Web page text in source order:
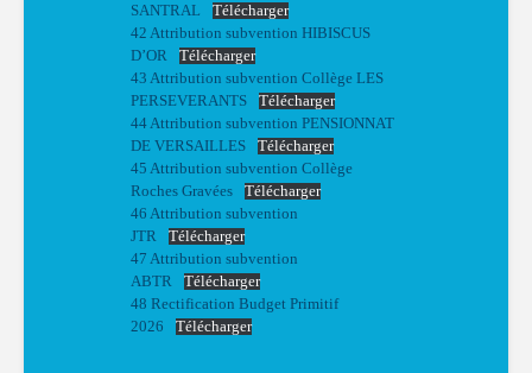
SANTRAL
Télécharger
42 Attribution subvention HIBISCUS
D’OR
Télécharger
43 Attribution subvention Collège LES
PERSEVERANTS
Télécharger
44 Attribution subvention PENSIONNAT
DE VERSAILLES
Télécharger
45 Attribution subvention Collège
Roches Gravées
Télécharger
46 Attribution subvention
JTR
Télécharger
47 Attribution subvention
ABTR
Télécharger
48 Rectification Budget Primitif
2026
Télécharger